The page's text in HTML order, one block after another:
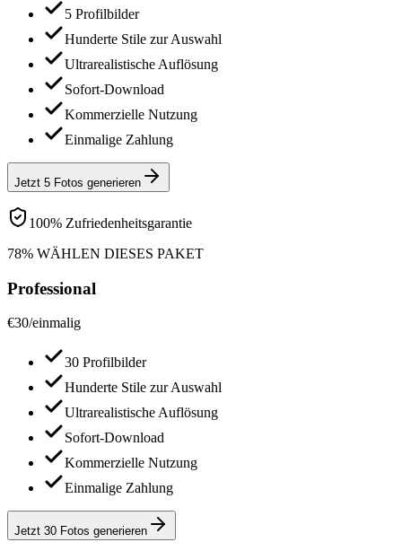
5 Profilbilder
Hunderte Stile zur Auswahl
Ultrarealistische Auflösung
Sofort-Download
Kommerzielle Nutzung
Einmalige Zahlung
Jetzt 5 Fotos generieren
100% Zufriedenheitsgarantie
78% WÄHLEN DIESES PAKET
Professional
€30/einmalig
30 Profilbilder
Hunderte Stile zur Auswahl
Ultrarealistische Auflösung
Sofort-Download
Kommerzielle Nutzung
Einmalige Zahlung
Jetzt 30 Fotos generieren